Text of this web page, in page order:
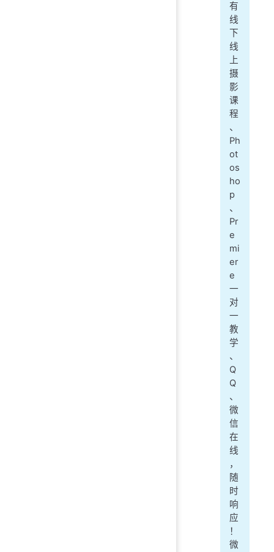
有
线
下
线
上
摄
影
课
程
、
Ph
ot
os
ho
p
、
Pr
e
mi
er
e
一
对
一
教
学
、
Q
Q
、
微
信
在
线
，
随
时
响
应
！
微